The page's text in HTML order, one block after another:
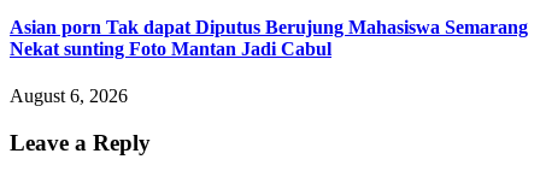
Asian porn Tak dapat Diputus Berujung Mahasiswa Semarang
Nekat sunting Foto Mantan Jadi Cabul
August 6, 2026
Leave a Reply